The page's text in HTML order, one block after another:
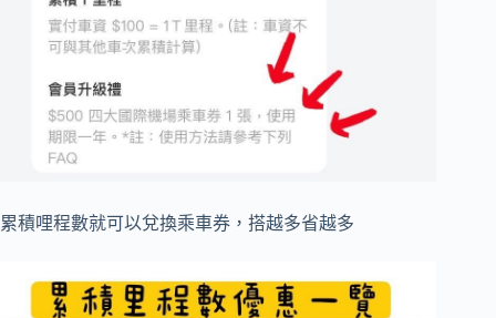
累積哩程數就可以兌換乘車券，搭越多省越多